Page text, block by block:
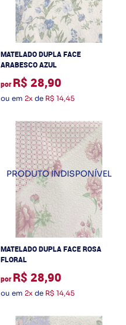
MATELADO DUPLA FACE
ARABESCO AZUL
por R$ 28,90
ou em 2x de R$ 14,45
MATELADO DUPLA FACE ROSA
FLORAL
por R$ 28,90
ou em 2x de R$ 14,45